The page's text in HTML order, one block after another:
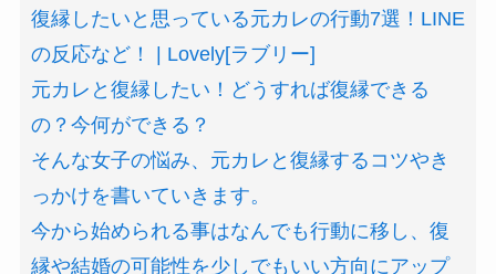
復縁したいと思っている元カレの行動7選！LINE
の反応など！ | Lovely[ラブリー]
元カレと復縁したい！どうすれば復縁できる
の？今何ができる？
そんな女子の悩み、元カレと復縁するコツやき
っかけを書いていきます。
今から始められる事はなんでも行動に移し、復
縁や結婚の可能性を少しでもいい方向にアップ